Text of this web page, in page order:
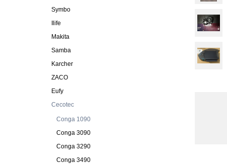
Symbo
Ilife
Makita
Samba
Karcher
ZACO
Eufy
Cecotec
Conga 1090
Conga 3090
Conga 3290
Conga 3490